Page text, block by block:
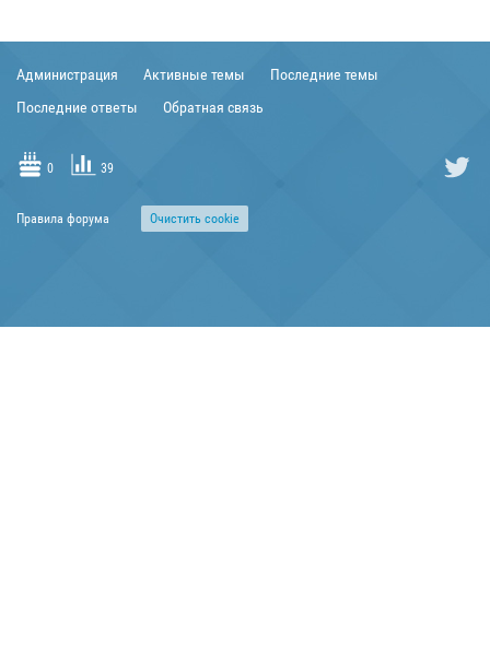
Администрация Активные темы
Последние темы
Последние ответы
Обратная связь
0 39
Правила форума Очиcтить cookie